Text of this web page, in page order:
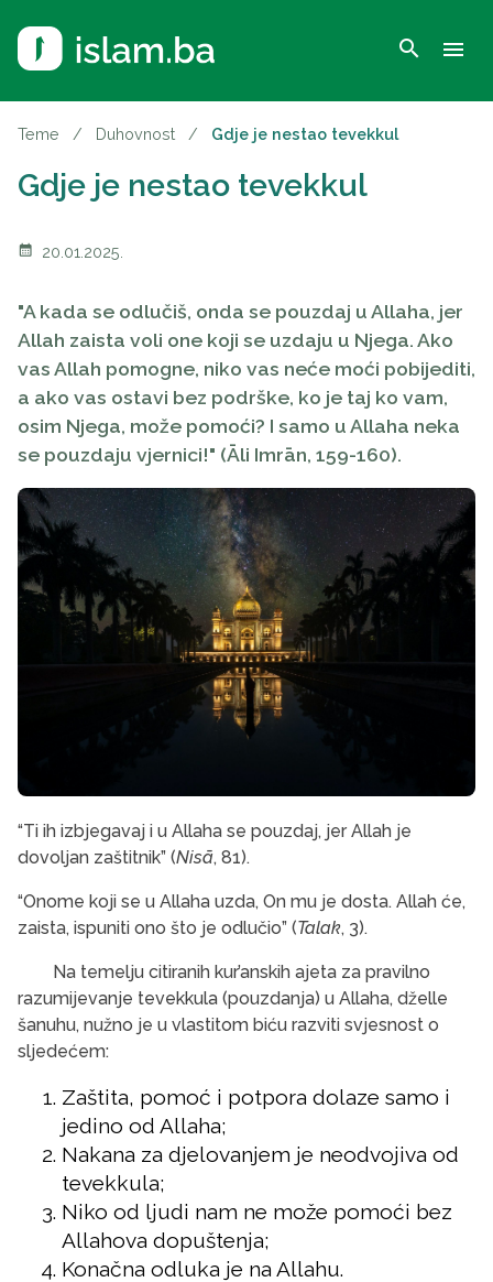
search menu
Teme / Duhovnost / Gdje je nestao tevekkul
Gdje je nestao tevekkul
calendar_month 20.01.2025.
"A kada se odlučiš, onda se pouzdaj u Allaha, jer
Allah zaista voli one koji se uzdaju u Njega. Ako
vas Allah pomogne, niko vas neće moći pobijediti,
a ako vas ostavi bez podrške, ko je taj ko vam,
osim Njega, može pomoći? I samo u Allaha neka
se pouzdaju vjernici!" (Āli Imrān, 159-160).
“Ti ih izbjegavaj i u Allaha se pouzdaj, jer Allah je
dovoljan zaštitnik” (Nisā, 81).
“Onome koji se u Allaha uzda, On mu je dosta. Allah će,
zaista, ispuniti ono što je odlučio” (Talak, 3).
Na temelju citiranih kur’anskih ajeta za pravilno
razumijevanje tevekkula (pouzdanja) u Allaha, dželle
šanuhu, nužno je u vlastitom biću razviti svjesnost o
sljedećem:
Zaštita, pomoć i potpora dolaze samo i
jedino od Allaha;
Nakana za djelovanjem je neodvojiva od
tevekkula;
Niko od ljudi nam ne može pomoći bez
Allahova dopuštenja;
Konačna odluka je na Allahu.